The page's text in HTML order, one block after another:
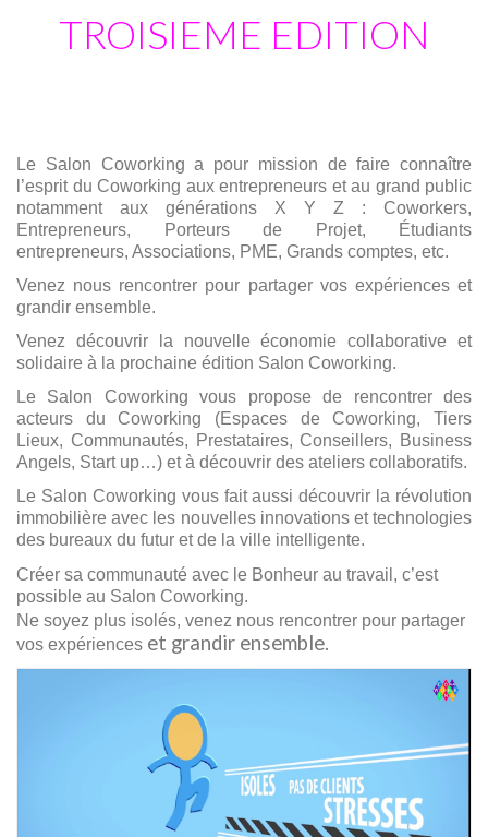
TROISIEME EDITION
Le Salon Coworking a pour mission de faire connaître
l’esprit du Coworking aux entrepreneurs et au grand public
notamment aux générations X Y Z : Coworkers,
Entrepreneurs, Porteurs de Projet, Étudiants
entrepreneurs, Associations, PME, Grands comptes, etc.
Venez nous rencontrer pour partager vos expériences et
grandir ensemble.
Venez découvrir la nouvelle économie collaborative et
solidaire à la prochaine édition Salon Coworking.
Le Salon Coworking vous propose de rencontrer des
acteurs du Coworking (Espaces de Coworking, Tiers
Lieux, Communautés, Prestataires, Conseillers, Business
Angels, Start up…) et à découvrir des ateliers collaboratifs.
Le Salon Coworking vous fait aussi découvrir la révolution
immobilière avec les nouvelles innovations et technologies
des bureaux du futur et de la ville intelligente.
Créer sa communauté avec le Bonheur au travail, c’est
possible au Salon Coworking.
Ne soyez plus isolés, venez nous rencontrer pour partager
vos expériences
et grandir ensemble.